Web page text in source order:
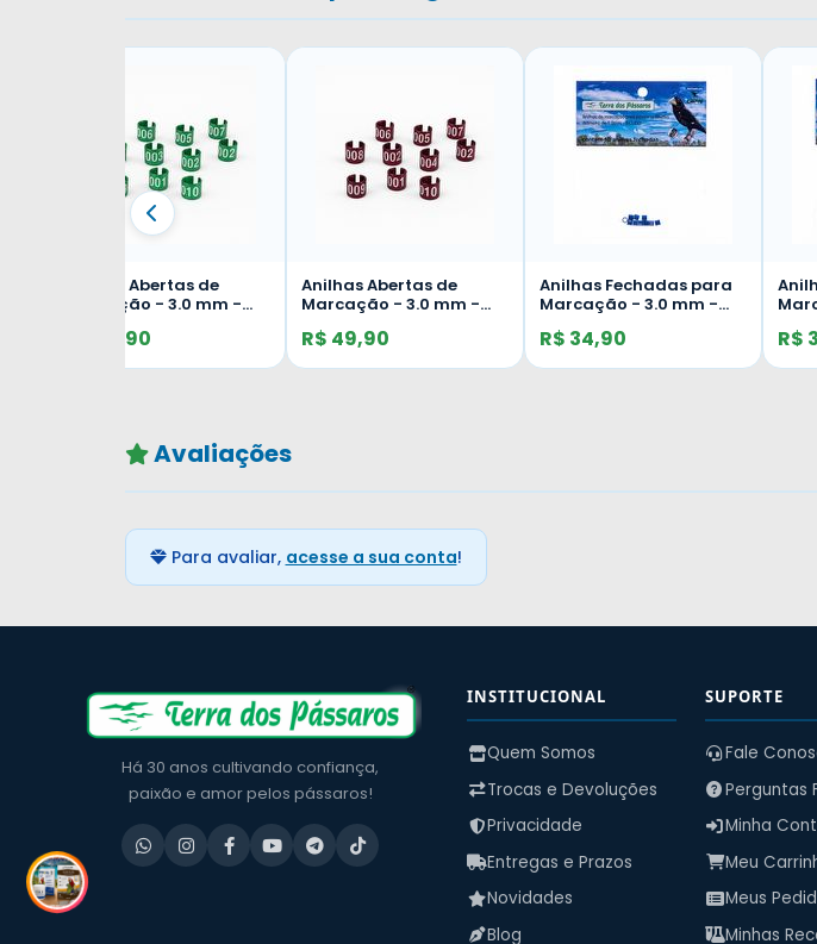
Anilhas Abertas de
Marcação - 3.0 mm -
Bicudo - 10 unid. - Verde
R$ 49,90
Anilhas Abertas de
Marcação - 3.0 mm -
Bicudo - 10 unid. -
Vermelha
R$ 49,90
Anilhas Fechadas para
Marcação - 3.0 mm -
Escuro
R$ 34,90 R$
Avaliações
Para avaliar, acesse a sua conta!
Há 30 anos cultivando confiança,
paixão e amor pelos pássaros!
INSTITUCIONAL
Quem Somos
Trocas e Devoluções
Privacidade
Entregas e Prazos
Novidades
Blog
SUPORTE
Fale
Perguntas
Minha
Meu
Meus
Minhas